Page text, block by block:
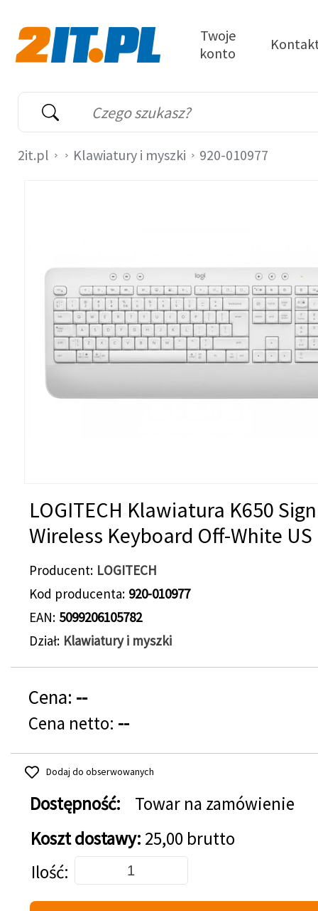
Wyszukiwarka
Słowo kluczowe
Twoje
konto
2it.pl Klawiatury i myszki 920-010977
LOGITECH Klawiatura K650
Wireless Keyboard Off-White US
Producent LOGITECH
Kod producenta 920-010977
EAN 5099206105782
Dział Klawiatury i myszki
Cena: --
Cena netto: --
Dodaj do obserwowanych
Dostępność:
Towar na zamówienie
Koszt dostawy: 25,00 brutto
Dodaj do koszyka
Ilość